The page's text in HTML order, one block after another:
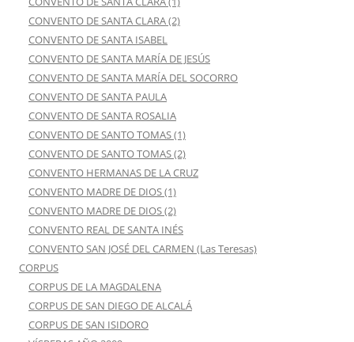
CONVENTO DE SANTA CLARA (2)
CONVENTO DE SANTA ISABEL
CONVENTO DE SANTA MARÍA DE JESÚS
CONVENTO DE SANTA MARÍA DEL SOCORRO
CONVENTO DE SANTA PAULA
CONVENTO DE SANTA ROSALIA
CONVENTO DE SANTO TOMAS (1)
CONVENTO DE SANTO TOMAS (2)
CONVENTO HERMANAS DE LA CRUZ
CONVENTO MADRE DE DIOS (1)
CONVENTO MADRE DE DIOS (2)
CONVENTO REAL DE SANTA INÉS
CONVENTO SAN JOSÉ DEL CARMEN (Las Teresas)
CORPUS
CORPUS DE LA MAGDALENA
CORPUS DE SAN DIEGO DE ALCALÁ
CORPUS DE SAN ISIDORO